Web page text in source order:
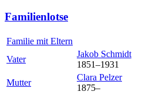
Familienlotse
Familie mit Eltern
Vater
Jakob Schmidt
1851–1931
Mutter
Clara Pelzer
1875–